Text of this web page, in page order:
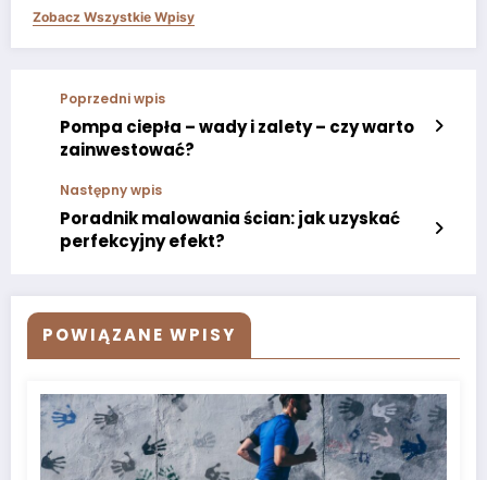
Zobacz Wszystkie Wpisy
Poprzedni wpis
Pompa ciepła – wady i zalety – czy warto
zainwestować?
Następny wpis
Poradnik malowania ścian: jak uzyskać
perfekcyjny efekt?
POWIĄZANE WPISY